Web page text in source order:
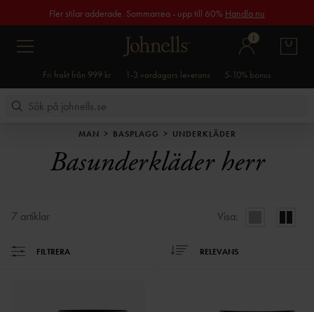
Fler stilar adderade. Sommarrea - upp till 60% Handla nu
1
Fri frakt från 999 kr 1-3 vardagars leverans 5-10% bonus
MAN BASPLAGG UNDERKLÄDER
Basunderkläder herr
7 artiklar Visa:
FILTRERA RELEVANS